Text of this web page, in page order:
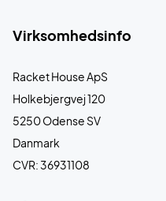
Virksomhedsinfo
Racket House ApS
Holkebjergvej 120
5250 Odense SV
Danmark
CVR: 36931108